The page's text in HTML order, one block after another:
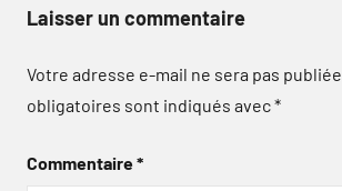
Laisser un commentaire
Votre adresse e-mail ne sera pas publiée.
obligatoires sont indiqués avec*
Commentaire*